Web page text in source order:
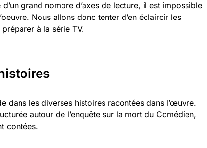
grand nombre d’axes de lecture, il est impossible
Nous allons donc tenter d’en éclaircir les
à la série TV.
dans les diverses histoires racontées dans l’œuvre.
autour de l’enquête sur la mort du Comédien,
contées.